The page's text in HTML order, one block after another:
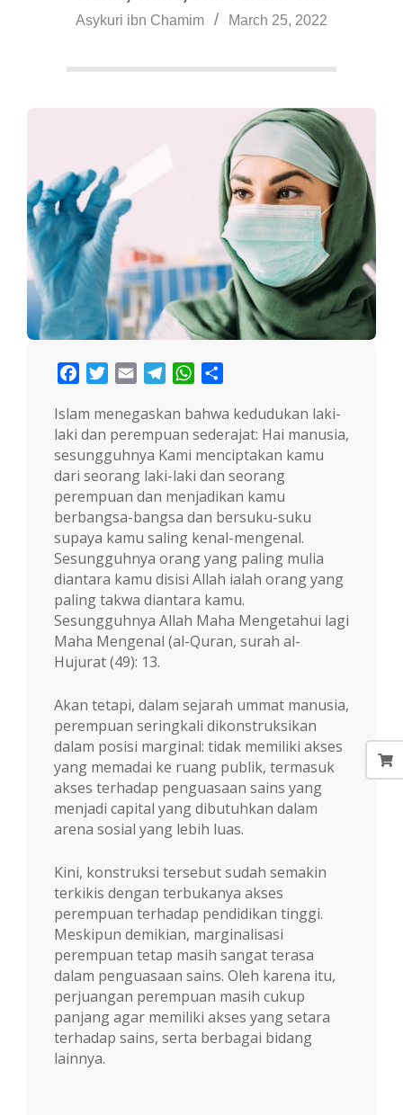
Asykuri ibn Chamim March 25, 2022
FacebookTwitter
Email TelegramWhatsApp
Islam menegaskan bahwa kedudukan laki-
laki dan perempuan sederajat: Hai manusia,
sesungguhnya Kami menciptakan kamu
dari seorang laki-laki dan seorang
perempuan dan menjadikan kamu
berbangsa-bangsa dan bersuku-suku
supaya kamu saling kenal-mengenal.
Sesungguhnya orang yang paling mulia
diantara kamu disisi Allah ialah orang yang
paling takwa diantara kamu.
Sesungguhnya Allah Maha Mengetahui lagi
Maha Mengenal (al-Quran, surah al-
Hujurat (49): 13.
Akan tetapi, dalam sejarah ummat manusia,
perempuan seringkali dikonstruksikan
dalam posisi marginal: tidak memiliki akses
yang memadai ke ruang publik, termasuk
akses terhadap penguasaan sains yang
menjadi capital yang dibutuhkan dalam
arena sosial yang lebih luas.
Kini, konstruksi tersebut sudah semakin
terkikis dengan terbukanya akses
perempuan terhadap pendidikan tinggi.
Meskipun demikian, marginalisasi
perempuan tetap masih sangat terasa
dalam penguasaan sains. Oleh karena itu,
perjuangan perempuan masih cukup
panjang agar memiliki akses yang setara
terhadap sains, serta berbagai bidang
lainnya.